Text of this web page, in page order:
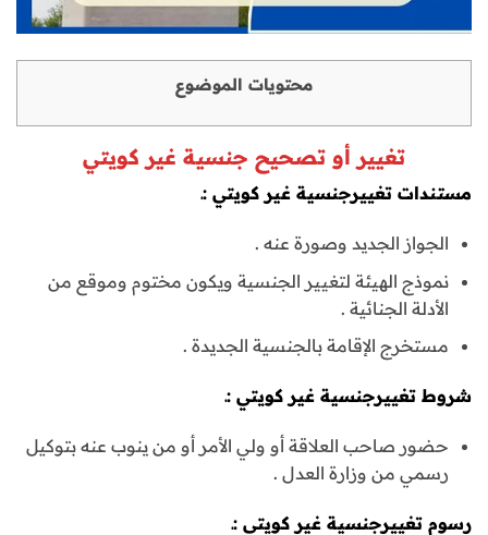
محتويات الموضوع
تغيير أو تصحيح جنسية غير كويتي
مستندات تغييرجنسية غير كويتي :ـ
الجواز الجديد وصورة عنه .
نموذج الهيئة لتغيير الجنسية ويكون مختوم وموقع من
الأدلة الجنائية .
مستخرج الإقامة بالجنسية الجديدة .
شروط تغييرجنسية غير كويتي :ـ
حضور صاحب العلاقة أو ولي الأمر أو من ينوب عنه بتوكيل
رسمي من وزارة العدل .
رسوم تغييرجنسية غير كويتي :ـ